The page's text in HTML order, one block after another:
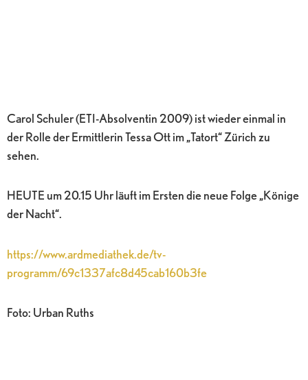
Carol Schuler (ETI-Absolventin 2009) ist wieder einmal in
der Rolle der Ermittlerin Tessa Ott im „Tatort“ Zürich zu
sehen.
HEUTE um 20.15 Uhr läuft im Ersten die neue Folge „Könige
der Nacht“.
https://www.ardmediathek.de/tv-
programm/69c1337afc8d45cab160b3fe
Foto: Urban Ruths